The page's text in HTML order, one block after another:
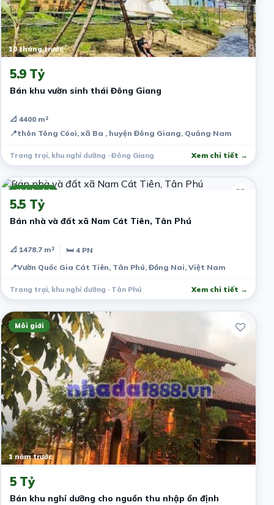
10 tháng trước
5.9 Tỷ
Bán khu vườn sinh thái Đông Giang
📐 4400 m²
📍thôn Tông Cóoi, xã Ba , huyện Đông Giang, Quảng Nam
Trang trại, khu nghỉ dưỡng · Đông Giang Xem chi tiết →
Chính chủ
5 năm trước
5.5 Tỷ
Bán nhà và đất xã Nam Cát Tiên, Tân Phú
📐 1478.7 m²
🛏 4 PN
📍Vườn Quốc Gia Cát Tiên, Tân Phú, Đồng Nai, Việt Nam
Trang trại, khu nghỉ dưỡng · Tân Phú Xem chi tiết →
Môi giới
1 năm trước
5 Tỷ
Bán khu nghỉ dưỡng cho nguồn thu nhập ổn định